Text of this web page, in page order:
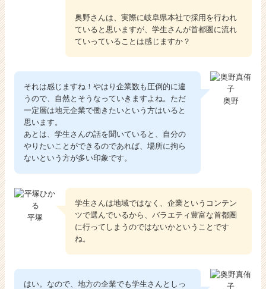
奥野さんは、実際に岐阜県本社で採用を行われ
ていると思いますが、学生さんが首都圏に流れ
ていっていることは感じますか？
奥野
それは感じますね！やはり企業数も圧倒的に違
うので、自然とそうなっていきますよね。ただ
一定層は地元企業で働きたいという方はいると
思います。
あとは、学生さんの話を聞いていると、自分の
やりたいことができるのであれば、場所に拘ら
ないという方が多い印象です。
平塚
学生さんは地域ではなく、企業というコンテン
ツで選んでいるから、バラエティ豊富な首都圏
に行ってしまうのではないかということです
ね。
はい。なので、地方の企業でも学生さんとしっ